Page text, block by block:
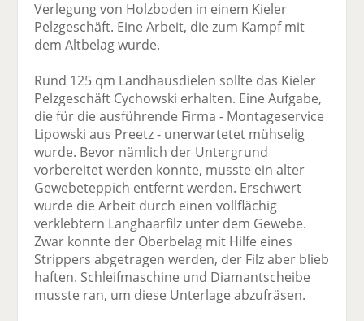
Verlegung von Holzboden in einem Kieler
Pelzgeschäft. Eine Arbeit, die zum Kampf mit
dem Altbelag wurde.
Rund 125 qm Landhausdielen sollte das Kieler
Pelzgeschäft Cychowski erhalten. Eine Aufgabe,
die für die ausführende Firma - Montageservice
Lipowski aus Preetz - unerwartetet mühselig
wurde. Bevor nämlich der Untergrund
vorbereitet werden konnte, musste ein alter
Gewebeteppich entfernt werden. Erschwert
wurde die Arbeit durch einen vollflächig
verklebtern Langhaarfilz unter dem Gewebe.
Zwar konnte der Oberbelag mit Hilfe eines
Strippers abgetragen werden, der Filz aber blieb
haften. Schleifmaschine und Diamantscheibe
musste ran, um diese Unterlage abzufräsen.